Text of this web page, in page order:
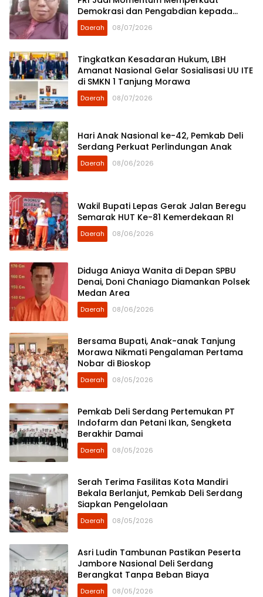
Demokrasi dan Pengabdian kepada
Rakyat
Daerah 08/07/2026
Tingkatkan Kesadaran Hukum, LBH
Amanat Nasional Gelar Sosialisasi UU ITE
di SMKN 1 Tanjung Morawa
Daerah 08/07/2026
Hari Anak Nasional ke-42, Pemkab Deli
Serdang Perkuat Perlindungan Anak
Daerah 08/06/2026
Wakil Bupati Lepas Gerak Jalan Beregu
Semarak HUT Ke-81 Kemerdekaan RI
Daerah 08/06/2026
Diduga Aniaya Wanita di Depan SPBU
Denai, Doni Chaniago Diamankan Polsek
Medan Area
Daerah 08/06/2026
Bersama Bupati, Anak-anak Tanjung
Morawa Nikmati Pengalaman Pertama
Nobar di Bioskop
Daerah 08/05/2026
Pemkab Deli Serdang Pertemukan PT
Indofarm dan Petani Ikan, Sengketa
Berakhir Damai
Daerah 08/05/2026
Serah Terima Fasilitas Kota Mandiri
Bekala Berlanjut, Pemkab Deli Serdang
Siapkan Pengelolaan
Daerah 08/05/2026
Asri Ludin Tambunan Pastikan Peserta
Jambore Nasional Deli Serdang
Berangkat Tanpa Beban Biaya
Daerah 08/05/2026